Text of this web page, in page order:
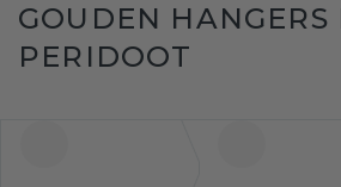
GOUDEN HANGERS
PERIDOOT